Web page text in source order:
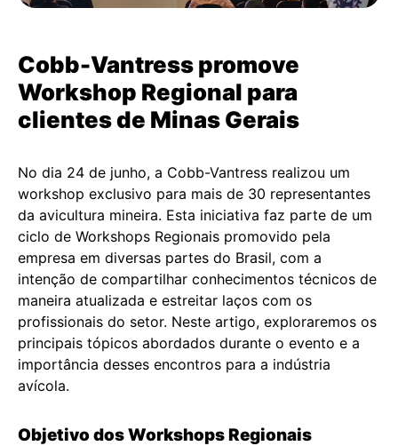
Cobb-Vantress promove
Workshop Regional para
clientes de Minas Gerais
No dia 24 de junho, a Cobb-Vantress realizou um
workshop exclusivo para mais de 30 representantes
da avicultura mineira. Esta iniciativa faz parte de um
ciclo de Workshops Regionais promovido pela
empresa em diversas partes do Brasil, com a
intenção de compartilhar conhecimentos técnicos de
maneira atualizada e estreitar laços com os
profissionais do setor. Neste artigo, exploraremos os
principais tópicos abordados durante o evento e a
importância desses encontros para a indústria
avícola.
Objetivo dos Workshops Regionais